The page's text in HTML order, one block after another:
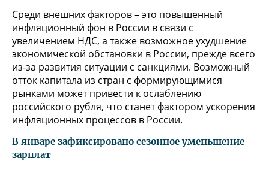
Среди внешних факторов – это повышенный
инфляционный фон в России в связи с
увеличением НДС, а также возможное ухудшение
экономической обстановки в России, прежде всего
из-за развития ситуации с санкциями. Возможный
отток капитала из стран с формирующимися
рынками может привести к ослаблению
российского рубля, что станет фактором ускорения
инфляционных процессов в России.
В январе зафиксировано сезонное уменьшение
зарплат